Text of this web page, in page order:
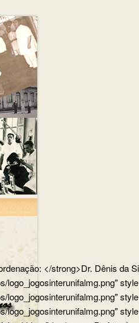
</strong>Dr. Dênis